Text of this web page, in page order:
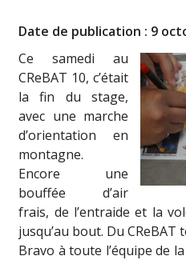
Date de publication : 9
Ce samedi au
CReBAT 10, c’était
la fin du stage,
avec une marche
d’orientation en
montagne.
Encore une
bouffée d’air
frais, de l’entraide et la
jusqu’au bout. Du CReBAT
Bravo à toute l’équipe de